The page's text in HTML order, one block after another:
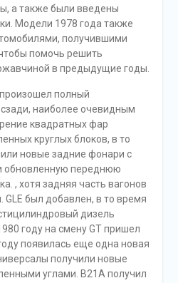
а также были введены
Модели 1978 года также
получившими
помочь решить
в предыдущие годы.
полный
наиболее очевидным
квадратных фар
круглых блоков, в то
новые задние фонари с
обновленную переднюю
, хотя задняя часть вагонов
GLE был добавлен, в то время
дизель
году на смену GT пришел
появилась еще одна новая
получили новые
углами. B21A получил